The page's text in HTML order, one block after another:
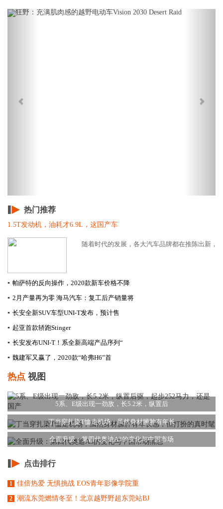
Previous
热门推荐
1.5T发动机，油耗才6.9L，这国产车
随着时代的发展，各大汽车品牌都在推陈出新，
▪ 帕萨特的反向操作，2020款新车价格不降
▪ 2月产量再为零 海马汽车：复工后产销量将
▪ 长安全新SUV车型UNI-T发布，预计售
▪ 起亚首款轿跑Stinger
▪ 长安发布UNI-T！系全新高端产品序列“
▪ ​魏建军又赢了，2020款“哈弗H6”首
热点 视图
5系、E级出现一劲敌，长5.2米，纵置后
丁当穿扎染T恤走机场，虽然身材臃肿有年长
全面升级：第四代奥迪A3的变化与中国市场
点击排行
1 佳倍热爱 无惧挑战 EOS青年影像学院重
2 潮流东莞燃情冬至！北京越野野超东莞站BJ